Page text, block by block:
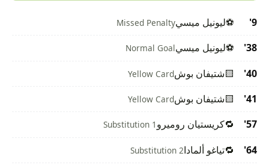
9'
⚽ليونيل ميسيMissed Penalty
38'
⚽ليونيل ميسيNormal Goal
40'
🟨شتيفان بوشYellow Card
41'
🟨شتيفان بوشYellow Card
57'
🔁كريستيان روميرو Substitution 1
64'
🔁تياغو ألماداSubstitution 2